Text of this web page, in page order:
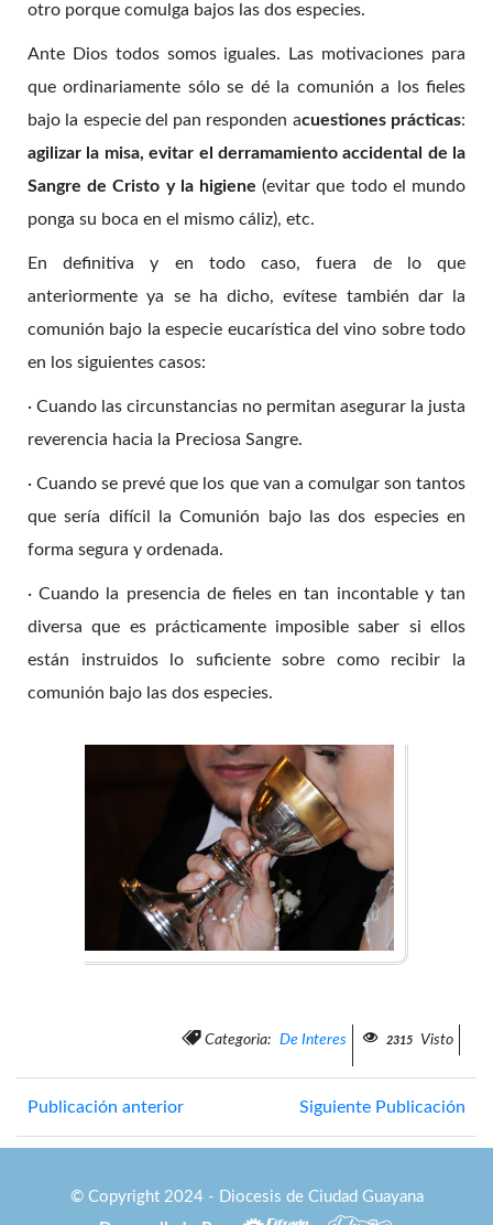
otro porque comulga bajos las dos especies.
Ante Dios todos somos iguales. Las motivaciones para
que ordinariamente sólo se dé la comunión a los fieles
bajo la especie del pan responden acuestiones prácticas:
agilizar la misa, evitar el derramamiento accidental de la
Sangre de Cristo y la higiene (evitar que todo el mundo
ponga su boca en el mismo cáliz), etc.
En definitiva y en todo caso, fuera de lo que
anteriormente ya se ha dicho, evítese también dar la
comunión bajo la especie eucarística del vino sobre todo
en los siguientes casos:
· Cuando las circunstancias no permitan asegurar la justa
reverencia hacia la Preciosa Sangre.
· Cuando se prevé que los que van a comulgar son tantos
que sería difícil la Comunión bajo las dos especies en
forma segura y ordenada.
· Cuando la presencia de fieles en tan incontable y tan
diversa que es prácticamente imposible saber si ellos
están instruidos lo suficiente sobre como recibir la
comunión bajo las dos especies.
Categoria: De Interes 2315 Visto
Publicación anterior Siguiente Publicación
© Copyright 2024 - Diocesis de Ciudad Guayana